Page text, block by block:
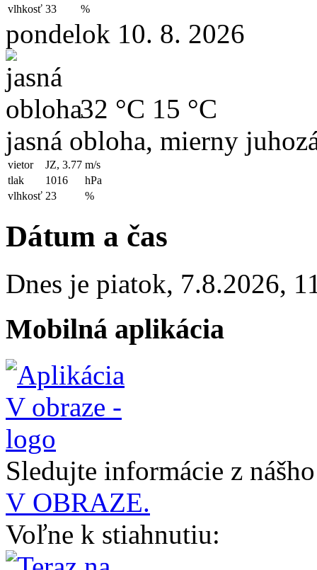
vlhkosť 33 %
pondelok 10. 8. 2026
32 °C 15 °C
jasná obloha, mierny
vietor JZ, 3.77 m/s
tlak
1016
hPa
vlhkosť 23 %
Dátum a čas
Dnes je piatok, 7.8.2026,
Mobilná aplikácia
Sledujte informácie z
V OBRAZE.
Voľne k stiahnutiu: